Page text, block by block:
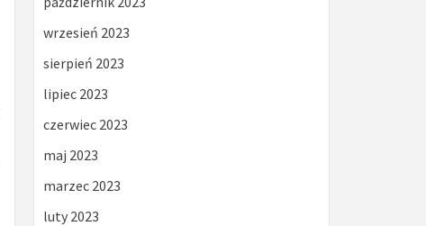
wrzesień 2023
sierpień 2023
lipiec 2023
czerwiec 2023
maj 2023
marzec 2023
luty 2023